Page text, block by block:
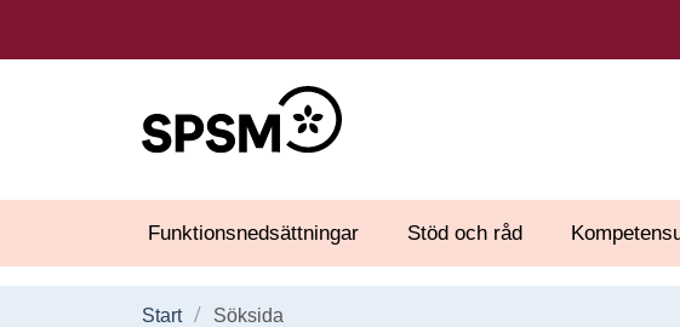
Funktionsnedsättningar Stöd och råd
Start Söksida